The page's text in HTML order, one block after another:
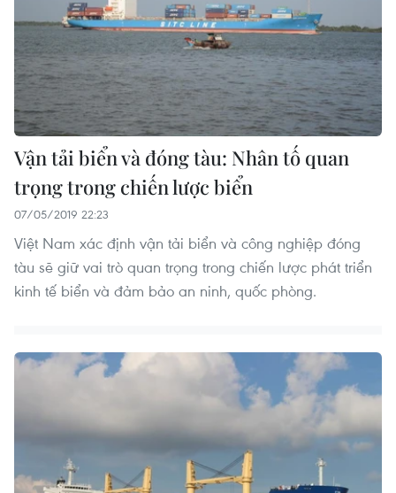
Vận tải biển và đóng tàu: Nhân tố quan
trọng trong chiến lược biển
07/05/2019 22:23
Việt Nam xác định vận tải biển và công nghiệp đóng
tàu sẽ giữ vai trò quan trọng trong chiến lược phát triển
kinh tế biển và đảm bảo an ninh, quốc phòng.